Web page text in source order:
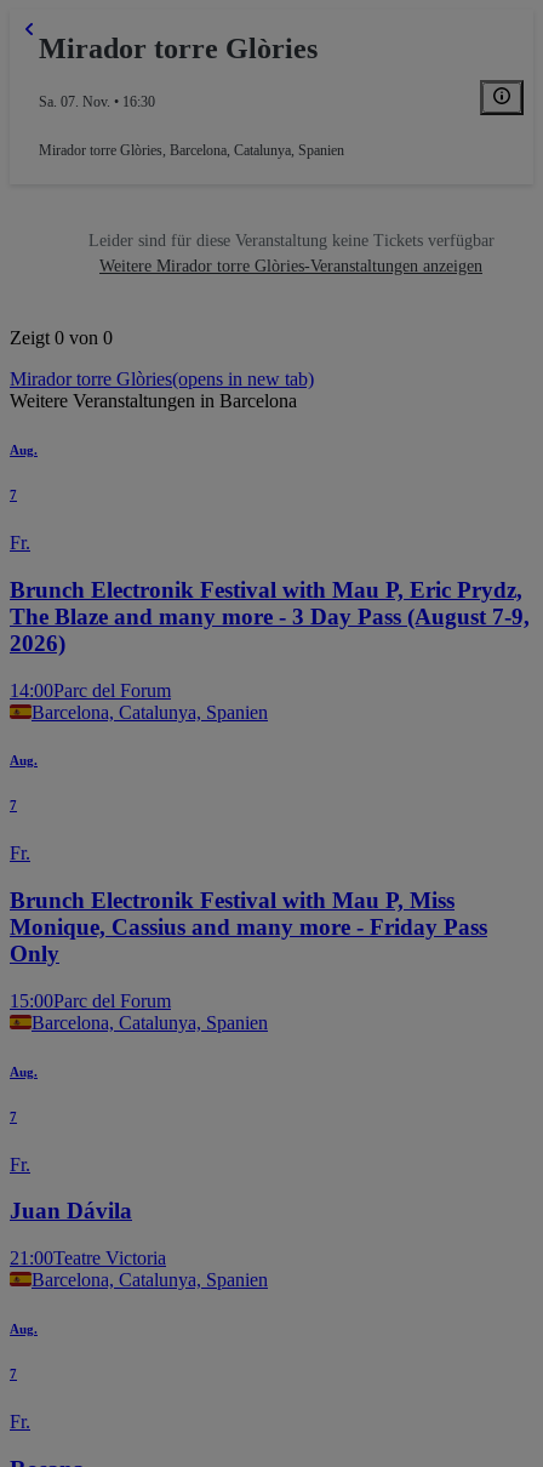
Mirador torre Glòries
Sa. 07. Nov. • 16:30
Mirador torre Glòries, Barcelona, Catalunya, Spanien
Leider sind für diese Veranstaltung keine Tickets verfügbar
Weitere Mirador torre Glòries-Veranstaltungen anzeigen
Zeigt 0 von 0
Mirador torre Glòries(opens in new tab)
Weitere Veranstaltungen in Barcelona
Aug.
7
Fr.
Brunch Electronik Festival with Mau P, Eric Prydz,
The Blaze and many more - 3 Day Pass (August 7-9,
2026)
14:00Parc del Forum
Barcelona, Catalunya, Spanien
Aug.
7
Fr.
Brunch Electronik Festival with Mau P, Miss
Monique, Cassius and many more - Friday Pass
Only
15:00Parc del Forum
Barcelona, Catalunya, Spanien
Aug.
7
Fr.
Juan Dávila
21:00Teatre Victoria
Barcelona, Catalunya, Spanien
Aug.
7
Fr.